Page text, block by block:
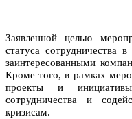
Заявленной целью
статуса сотрудничества
заинтересованными
Кроме того, в рамках
проекты и
сотрудничества и
кризисам.